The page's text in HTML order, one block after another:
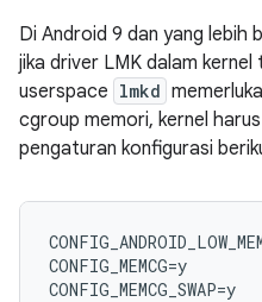
Di Android 9 dan yang lebih
jika driver LMK dalam
userspace lmkd
cgroup memori, kernel
pengaturan konfigurasi
CONFIG_MEMCG=y
CONFIG_MEMCG_SWAP=y